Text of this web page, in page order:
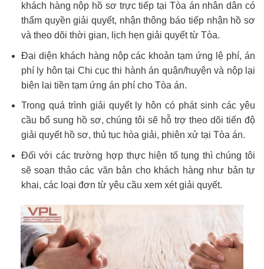
khách hàng nộp hồ sơ trực tiếp tại Tòa án nhân dân có
thẩm quyền giải quyết, nhận thông báo tiếp nhận hồ sơ
và theo dõi thời gian, lịch hẹn giải quyết từ Tòa.
Đại diện khách hàng nộp các khoản tạm ứng lệ phí, án
phí ly hôn tại Chi cục thi hành án quận/huyện và nộp lại
biên lai tiền tạm ứng án phí cho Tòa án.
Trong quá trình giải quyết ly hôn có phát sinh các yêu
cầu bổ sung hồ sơ, chúng tôi sẽ hỗ trợ theo dõi tiến độ
giải quyết hồ sơ, thủ tục hòa giải, phiên xử tại Tòa án.
Đối với các trường hợp thực hiện tố tụng thì chúng tôi
sẽ soạn thảo các văn bản cho khách hàng như bản tự
khai, các loại đơn từ yêu cầu xem xét giải quyết.